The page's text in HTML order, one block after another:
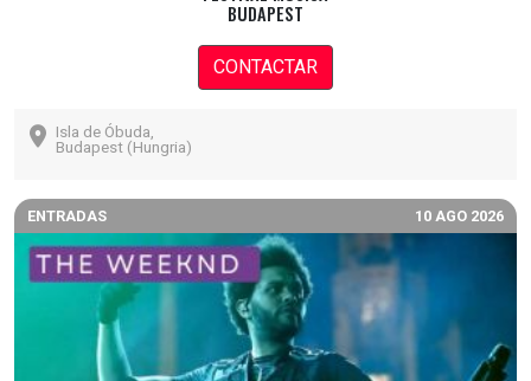
BUDAPEST
CONTACTAR
Isla de Óbuda,
Budapest (Hungria)
ENTRADAS 10 AGO 2026